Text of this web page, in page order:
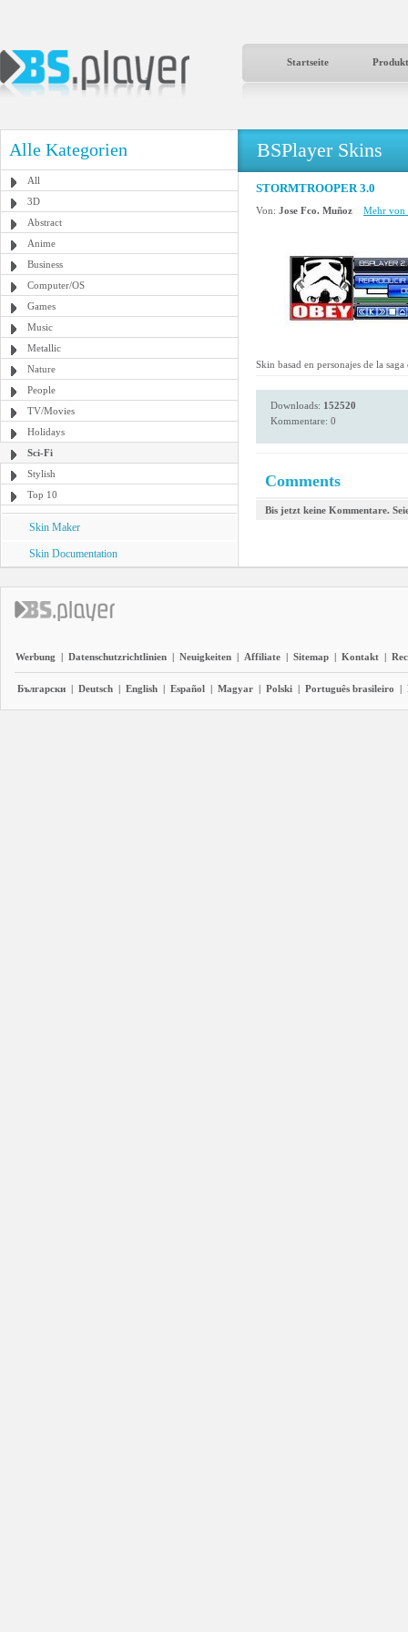
Startseite
Alle Kategorien
All
3D
Abstract
Anime
Business
Computer/OS
Games
Music
Metallic
Nature
People
TV/Movies
Holidays
Sci-Fi
Stylish
Top 10
Skin Maker
Skin Documentation
BSPlayer Skins
STORMTROOPER 3.0
Von: Jose Fco. Muñoz Mehr von
Skin basad en personajes de la
Downloads: 152520
Kommentare: 0
Comments
Bis jetzt keine Kommentare.
Werbung | Datenschutzrichtlinien | Neuigkeiten | Affiliate | Sitemap | Kontakt |
Български | Deutsch | English | Español | Magyar | Polski | Português brasileiro |